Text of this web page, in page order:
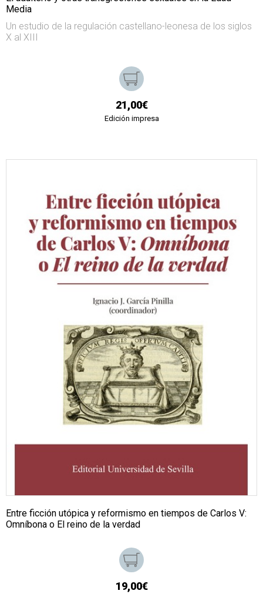
Media
Un estudio de la regulación castellano-leonesa de los siglos
X al XIII
21,00€
Edición impresa
Entre ficción utópica y reformismo en tiempos de Carlos V:
Omníbona o El reino de la verdad
19,00€